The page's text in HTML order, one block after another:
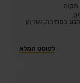
במסיבה. שתיהן
לפוסט המלא